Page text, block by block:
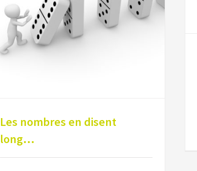
Les nombres en disent
long…